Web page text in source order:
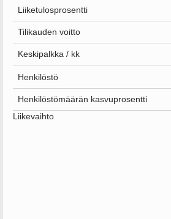
Liiketulosprosentti
Tilikauden voitto
Keskipalkka / kk
Henkilöstö
Henkilöstömäärän kasvuprosentti
Liikevaihto